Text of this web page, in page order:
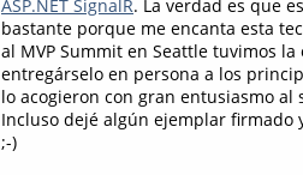
ASP.NET SignalR. La verdad es que
bastante porque me encanta esta
al MVP Summit en Seattle tuvimos
entregárselo en persona a los
lo acogieron con gran entusiasmo
Incluso dejé algún ejemplar firmado
;-)